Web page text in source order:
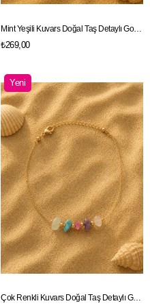
Mint Yeşili Kuvars Doğal Taş Detaylı Gold Renk Zincir Halhal
₺269,00
Çok Renkli Kuvars Doğal Taş Detaylı Gold Renk Zincir Halhal
Yeni
Ürün